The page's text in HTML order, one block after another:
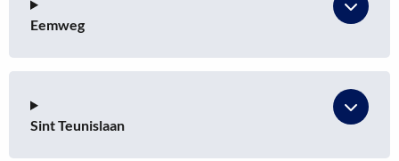
Eemweg
Sint Teunislaan